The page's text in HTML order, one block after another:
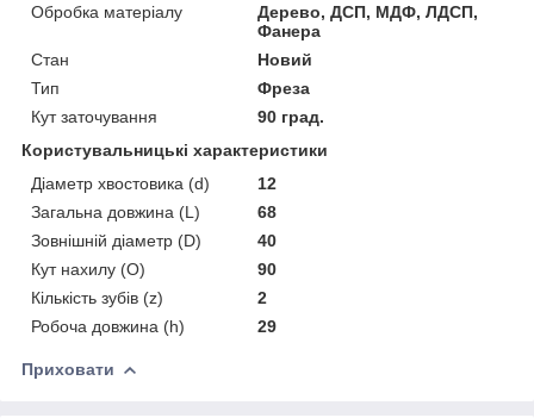
Обробка матеріалу
Дерево, ДСП, МДФ, ЛДСП,
Фанера
Стан
Новий
Тип
Фреза
Кут заточування
90 град.
Користувальницькі характеристики
Діаметр хвостовика (d)
12
Загальна довжина (L)
68
Зовнішній діаметр (D)
40
Кут нахилу (O)
90
Кількість зубів (z)
2
Робоча довжина (h)
29
Приховати